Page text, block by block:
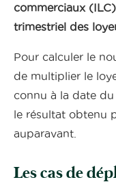
commerciaux (ILC)
trimestriel des
Pour calculer le
de multiplier le
connu à la date
le résultat obtenu
auparavant.
Les cas de